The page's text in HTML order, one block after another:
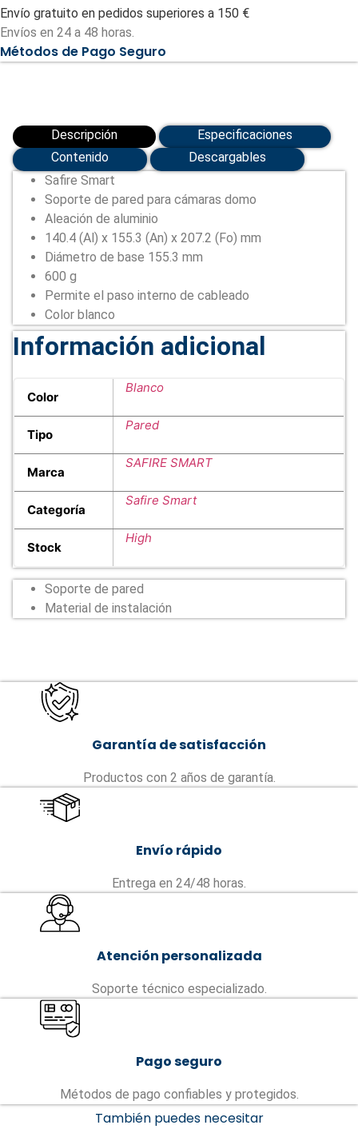
Para
cámaras
domo
(SF-
WALLBRACKET-
Envío gratuito en pedidos superiores a 150 €
Envíos en 24 a 48 horas.
Métodos de Pago Seguro
Descripción
Especificaciones
Contenido
Descargables
Safire Smart
Soporte de pared para cámaras domo
Aleación de aluminio
140.4 (Al) x 155.3 (An) x 207.2 (Fo) mm
Diámetro de base 155.3 mm
600 g
Permite el paso interno de cableado
Color blanco
Información adicional
Color
Blanco
Tipo
Pared
Marca
SAFIRE SMART
Categoría
Safire Smart
Stock
High
Soporte de pared
Material de instalación
Garantía de satisfacción
Productos con 2 años de garantía.
Envío rápido
Entrega en 24/48 horas.
Atención personalizada
Soporte técnico especializado.
Pago seguro
Métodos de pago confiables y protegidos.
También puedes necesitar